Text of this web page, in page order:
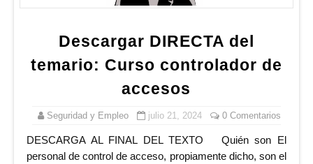
Descargar DIRECTA del
temario: Curso controlador de
accesos
Seguridad y Empleo julio 21, 2024 0 Comentarios
DESCARGA AL FINAL DEL TEXTO Quién son El
personal de control de acceso, propiamente dicho, son el